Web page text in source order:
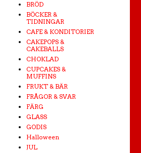
BRÖD
BÖCKER &
TIDNINGAR
CAFE & KONDITORIER
CAKEPOPS &
CAKEBALLS
CHOKLAD
CUPCAKES &
MUFFINS
FRUKT & BÄR
FRÅGOR & SVAR
FÄRG
GLASS
GODIS
Halloween
JUL